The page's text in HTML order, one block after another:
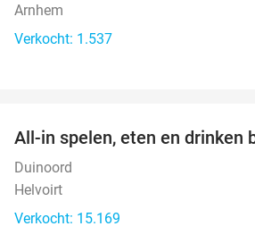
Arnhem
Verkocht: 1.537
All-in spelen, eten en drinken
Duinoord
Helvoirt
Verkocht: 15.169